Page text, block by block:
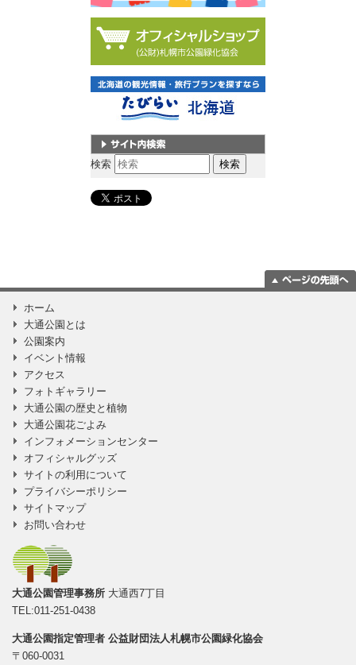
サイト内検索
検索
ホーム
大通公園とは
公園案内
イベント情報
アクセス
フォトギャラリー
大通公園の歴史と植物
大通公園花ごよみ
インフォメーションセンター
オフィシャルグッズ
サイトの利用について
プライバシーポリシー
サイトマップ
お問い合わせ
大通公園管理事務所 大通西7丁目
TEL:011-251-0438
大通公園指定管理者 公益財団法人札幌市公園緑化協会
〒060-0031